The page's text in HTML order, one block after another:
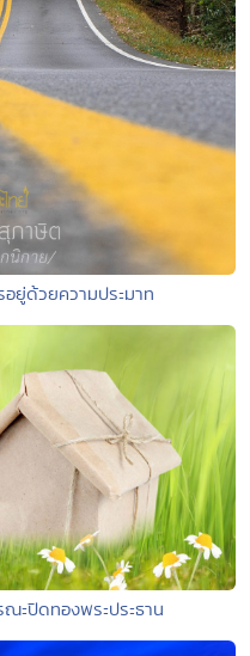
ยู่ด้วยความประมาท
ะปิดทองพระประธาน